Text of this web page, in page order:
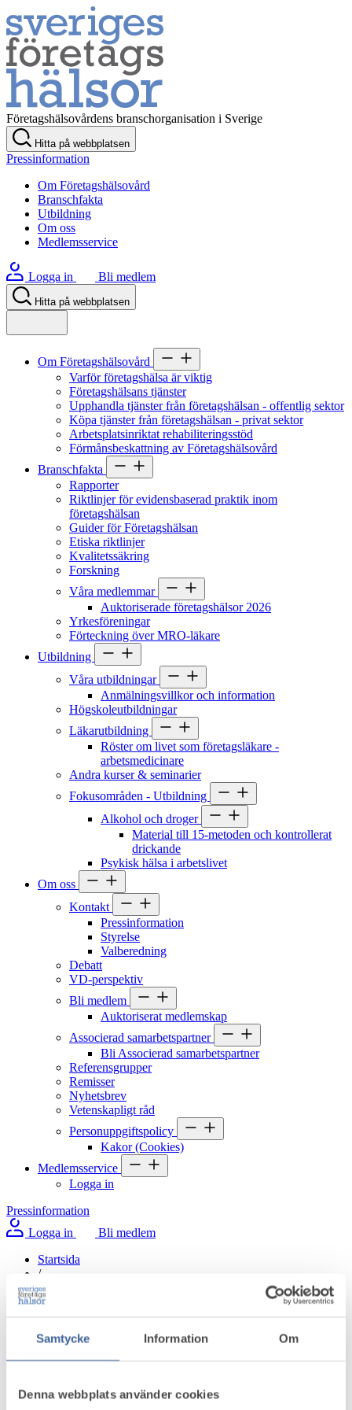
Samtycke Information Om
Denna webbplats använder cookies
Företagshälsovårdens branschorganisation i Sverige
Hitta på webbplatsen
Pressinformation
Om Företagshälsovård
Branschfakta
Utbildning
Om oss
Medlemsservice
Logga in Bli medlem
Hitta på webbplatsen
Om Företagshälsovård
Varför företagshälsa är viktig
Företagshälsans tjänster
Upphandla tjänster från företagshälsan - offentlig sektor
Köpa tjänster från företagshälsan - privat sektor
Arbetsplatsinriktat rehabiliteringsstöd
Förmånsbeskattning av Företagshälsovård
Branschfakta
Rapporter
Riktlinjer för evidensbaserad praktik inom
företagshälsan
Guider för Företagshälsan
Etiska riktlinjer
Kvalitetssäkring
Forskning
Våra medlemmar
Auktoriserade företagshälsor 2026
Yrkesföreningar
Förteckning över MRO-läkare
Utbildning
Våra utbildningar
Anmälningsvillkor och information
Högskoleutbildningar
Läkarutbildning
Röster om livet som företagsläkare -
arbetsmedicinare
Andra kurser & seminarier
Fokusområden - Utbildning
Alkohol och droger
Material till 15-metoden och kontrollerat
drickande
Psykisk hälsa i arbetslivet
Om oss
Kontakt
Pressinformation
Styrelse
Valberedning
Debatt
VD-perspektiv
Bli medlem
Auktoriserat medlemskap
Associerad samarbetspartner
Bli Associerad samarbetspartner
Referensgrupper
Remisser
Nyhetsbrev
Vetenskapligt råd
Personuppgiftspolicy
Kakor (Cookies)
Medlemsservice
Logga in
Pressinformation
Logga in
Bli medlem
Startsida
/
Aktuellt i omvärlden
/
Idag den 28 maj är det Stressfria dagen
Torsdag 28 maj 2026